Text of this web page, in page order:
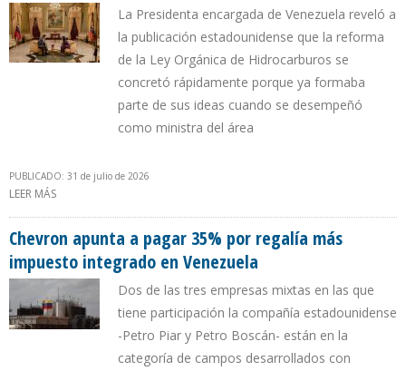
La Presidenta encargada de Venezuela reveló a
la publicación estadounidense que la reforma
de la Ley Orgánica de Hidrocarburos se
concretó rápidamente porque ya formaba
parte de sus ideas cuando se desempeñó
como ministra del área
PUBLICADO: 31 de julio de 2026
LEER MÁS
RODRÍGUEZ A LA REVISTA TIME
Chevron apunta a pagar 35% por regalía más
impuesto integrado en Venezuela
Dos de las tres empresas mixtas en las que
tiene participación la compañía estadounidense
-Petro Piar y Petro Boscán- están en la
categoría de campos desarrollados con